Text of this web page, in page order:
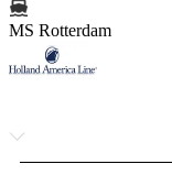
MS Rotterdam